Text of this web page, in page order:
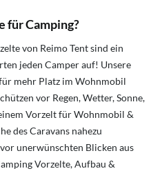
für Camping?
von Reimo Tent sind ein
jeden Camper auf! Unsere
mehr Platz im Wohnmobil
vor Regen, Wetter, Sonne,
Vorzelt für Wohnmobil &
des Caravans nahezu
unerwünschten Blicken aus
Vorzelte, Aufbau &